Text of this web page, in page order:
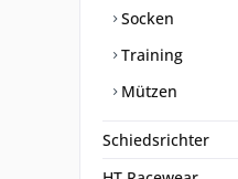
Socken
Training
Mützen
Schiedsrichter